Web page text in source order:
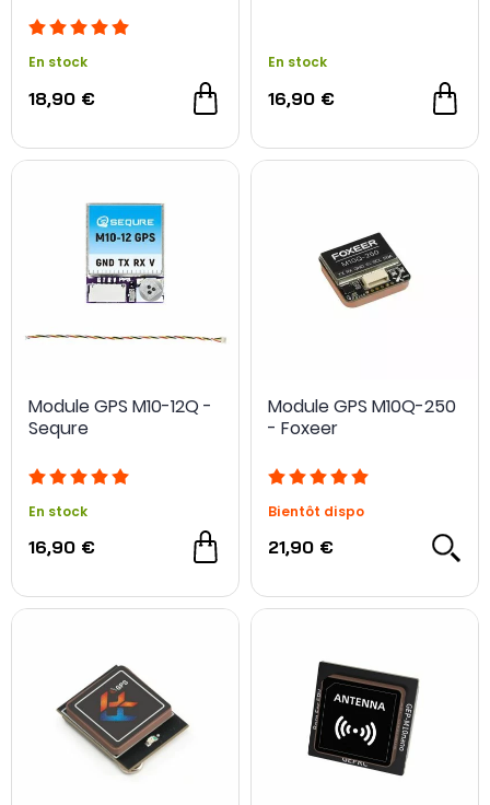
En stock
18,90 €
En stock
16,90 €
Module GPS M10-12Q -
Sequre
En stock
16,90 €
Module GPS M10Q-250
- Foxeer
Bientôt dispo
21,90 €